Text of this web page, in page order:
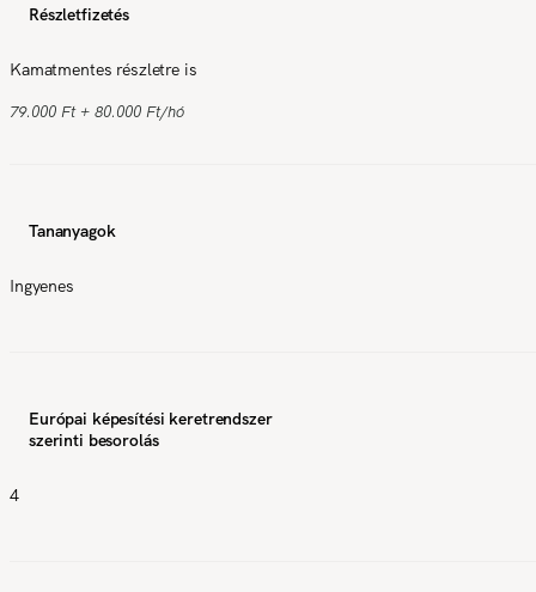
Részletfizetés
Kamatmentes részletre is
79.000 Ft + 80.000 Ft/hó
Tananyagok
Ingyenes
Európai képesítési keretrendszer
szerinti besorolás
4